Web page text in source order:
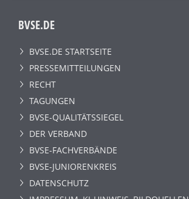
BVSE.DE
BVSE.DE STARTSEITE
PRESSEMITTEILUNGEN
RECHT
TAGUNGEN
BVSE-QUALITÄTSSIEGEL
DER VERBAND
BVSE-FACHVERBÄNDE
BVSE-JUNIORENKREIS
DATENSCHUTZ